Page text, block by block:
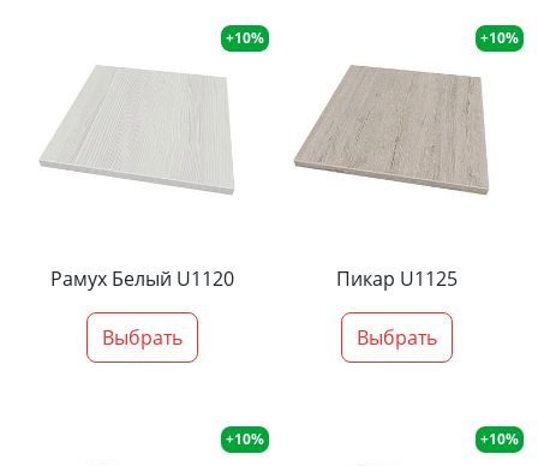
+10%
Рамух Белый U1120
Выбрать
+10%
Пикар U1125
Выбрать
+10% +10%